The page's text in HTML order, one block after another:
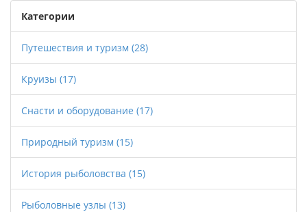
Категории
Путешествия и туризм (28)
Круизы (17)
Снасти и оборудование (17)
Природный туризм (15)
История рыболовства (15)
Рыболовные узлы (13)